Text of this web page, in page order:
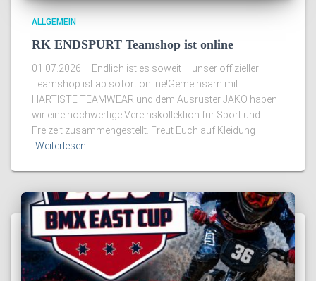
ALLGEMEIN
RK ENDSPURT Teamshop ist online
01.07.2026 – Endlich ist es soweit – unser offizieller
Teamshop ist ab sofort online!Gemeinsam mit
HARTISTE TEAMWEAR und dem Ausrüster JAKO haben
wir eine hochwertige Vereinskollektion für Sport und
Freizeit zusammengestellt. Freut Euch auf Kleidung
Weiterlesen…